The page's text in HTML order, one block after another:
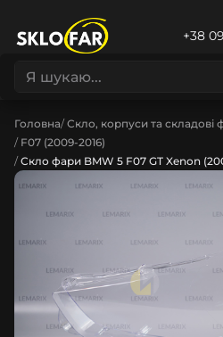
+38
Головна Скло, корпуси та складові
F07 (2009-2016)
Скло фари BMW 5 F07 GT Xenon